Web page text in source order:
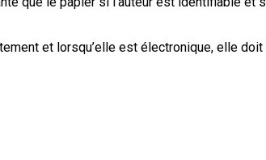
et lorsqu’elle est électronique, elle